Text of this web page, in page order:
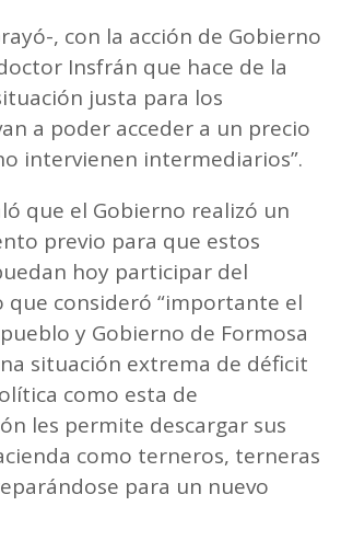
, con la acción de Gobierno
Insfrán que hace de la
justa para los
a poder acceder a un precio
intervienen intermediarios”.
que el Gobierno realizó un
previo para que estos
hoy participar del
que consideró “importante el
y Gobierno de Formosa
situación extrema de déficit
como esta de
les permite descargar sus
como terneros, terneras
para un nuevo